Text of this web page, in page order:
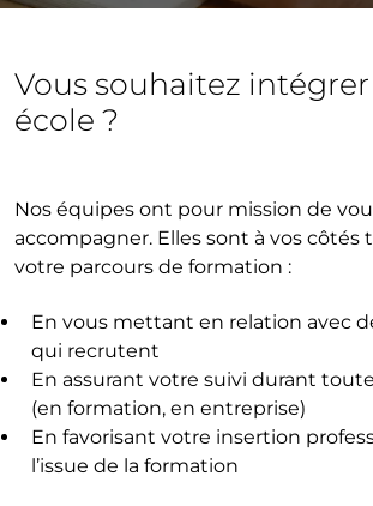
Vous souhaitez
école ?
Nos équipes ont pour mission de
accompagner. Elles sont à vos côtés
votre parcours de formation :
En vous mettant en relation avec
qui recrutent
En assurant votre suivi durant
(en formation, en entreprise)
En favorisant votre insertion
l’issue de la formation